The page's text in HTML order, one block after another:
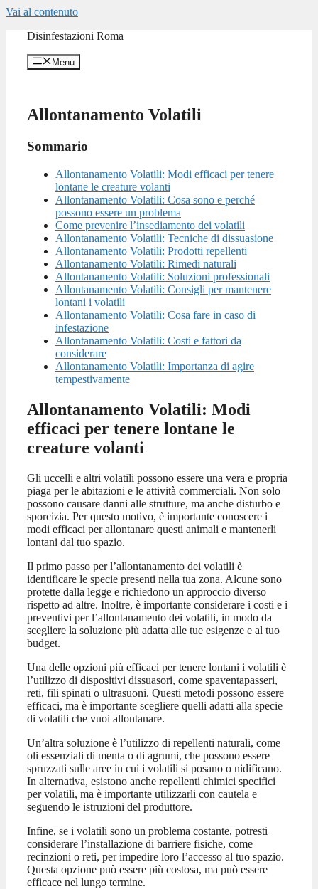
Vai al contenuto
Disinfestazioni Roma
Menu
Allontanamento Volatili
Sommario
Allontanamento Volatili: Modi efficaci per tenere
lontane le creature volanti
Allontanamento Volatili: Cosa sono e perché
possono essere un problema
Come prevenire l’insediamento dei volatili
Allontanamento Volatili: Tecniche di dissuasione
Allontanamento Volatili: Prodotti repellenti
Allontanamento Volatili: Rimedi naturali
Allontanamento Volatili: Soluzioni professionali
Allontanamento Volatili: Consigli per mantenere
lontani i volatili
Allontanamento Volatili: Cosa fare in caso di
infestazione
Allontanamento Volatili: Costi e fattori da
considerare
Allontanamento Volatili: Importanza di agire
tempestivamente
Allontanamento Volatili: Modi
efficaci per tenere lontane le
creature volanti
Gli uccelli e altri volatili possono essere una vera e propria
piaga per le abitazioni e le attività commerciali. Non solo
possono causare danni alle strutture, ma anche disturbo e
sporcizia. Per questo motivo, è importante conoscere i
modi efficaci per allontanare questi animali e mantenerli
lontani dal tuo spazio.
Il primo passo per l’allontanamento dei volatili è
identificare le specie presenti nella tua zona. Alcune sono
protette dalla legge e richiedono un approccio diverso
rispetto ad altre. Inoltre, è importante considerare i costi e i
preventivi per l’allontanamento dei volatili, in modo da
scegliere la soluzione più adatta alle tue esigenze e al tuo
budget.
Una delle opzioni più efficaci per tenere lontani i volatili è
l’utilizzo di dispositivi dissuasori, come spaventapasseri,
reti, fili spinati o ultrasuoni. Questi metodi possono essere
efficaci, ma è importante scegliere quelli adatti alla specie
di volatili che vuoi allontanare.
Un’altra soluzione è l’utilizzo di repellenti naturali, come
oli essenziali di menta o di agrumi, che possono essere
spruzzati sulle aree in cui i volatili si posano o nidificano.
In alternativa, esistono anche repellenti chimici specifici
per volatili, ma è importante utilizzarli con cautela e
seguendo le istruzioni del produttore.
Infine, se i volatili sono un problema costante, potresti
considerare l’installazione di barriere fisiche, come
recinzioni o reti, per impedire loro l’accesso al tuo spazio.
Questa opzione può essere più costosa, ma può essere
efficace nel lungo termine.